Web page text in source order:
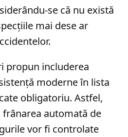
se că nu există
mai dese ar
propun includerea
moderne în lista
obligatoriu. Astfel,
automată de
vor fi controlate